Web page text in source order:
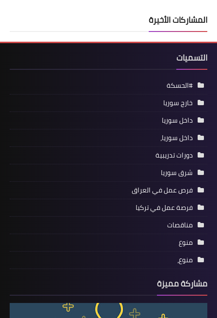
المشاركات الأخيرة
التسميات
#الحسكة
خارج سوريا
داخل سوريا
داخل سوريا،
دورات تدريبية
شرق سوريا
فرص عمل في العراق
فرصة عمل في تركيا
مناقصات
منوع
منوع،
مشاركة مميزة